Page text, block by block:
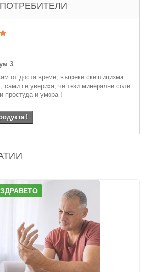
3
от доста време, въпреки скептицизма
сами се увериха, че тези минерални соли
простуда и умора !
!